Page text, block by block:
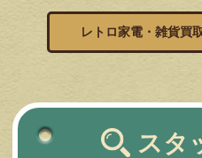
レトロ家電・雑貨買
スタ